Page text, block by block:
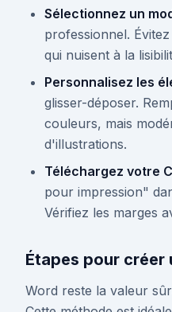
Sélectionnez un
professionnel.
qui nuisent à la
Personnalisez les
glisser-déposer.
couleurs, mais
d'illustrations.
Téléchargez votre
pour impression"
Vérifiez les marges
Étapes pour créer
Word reste la valeur